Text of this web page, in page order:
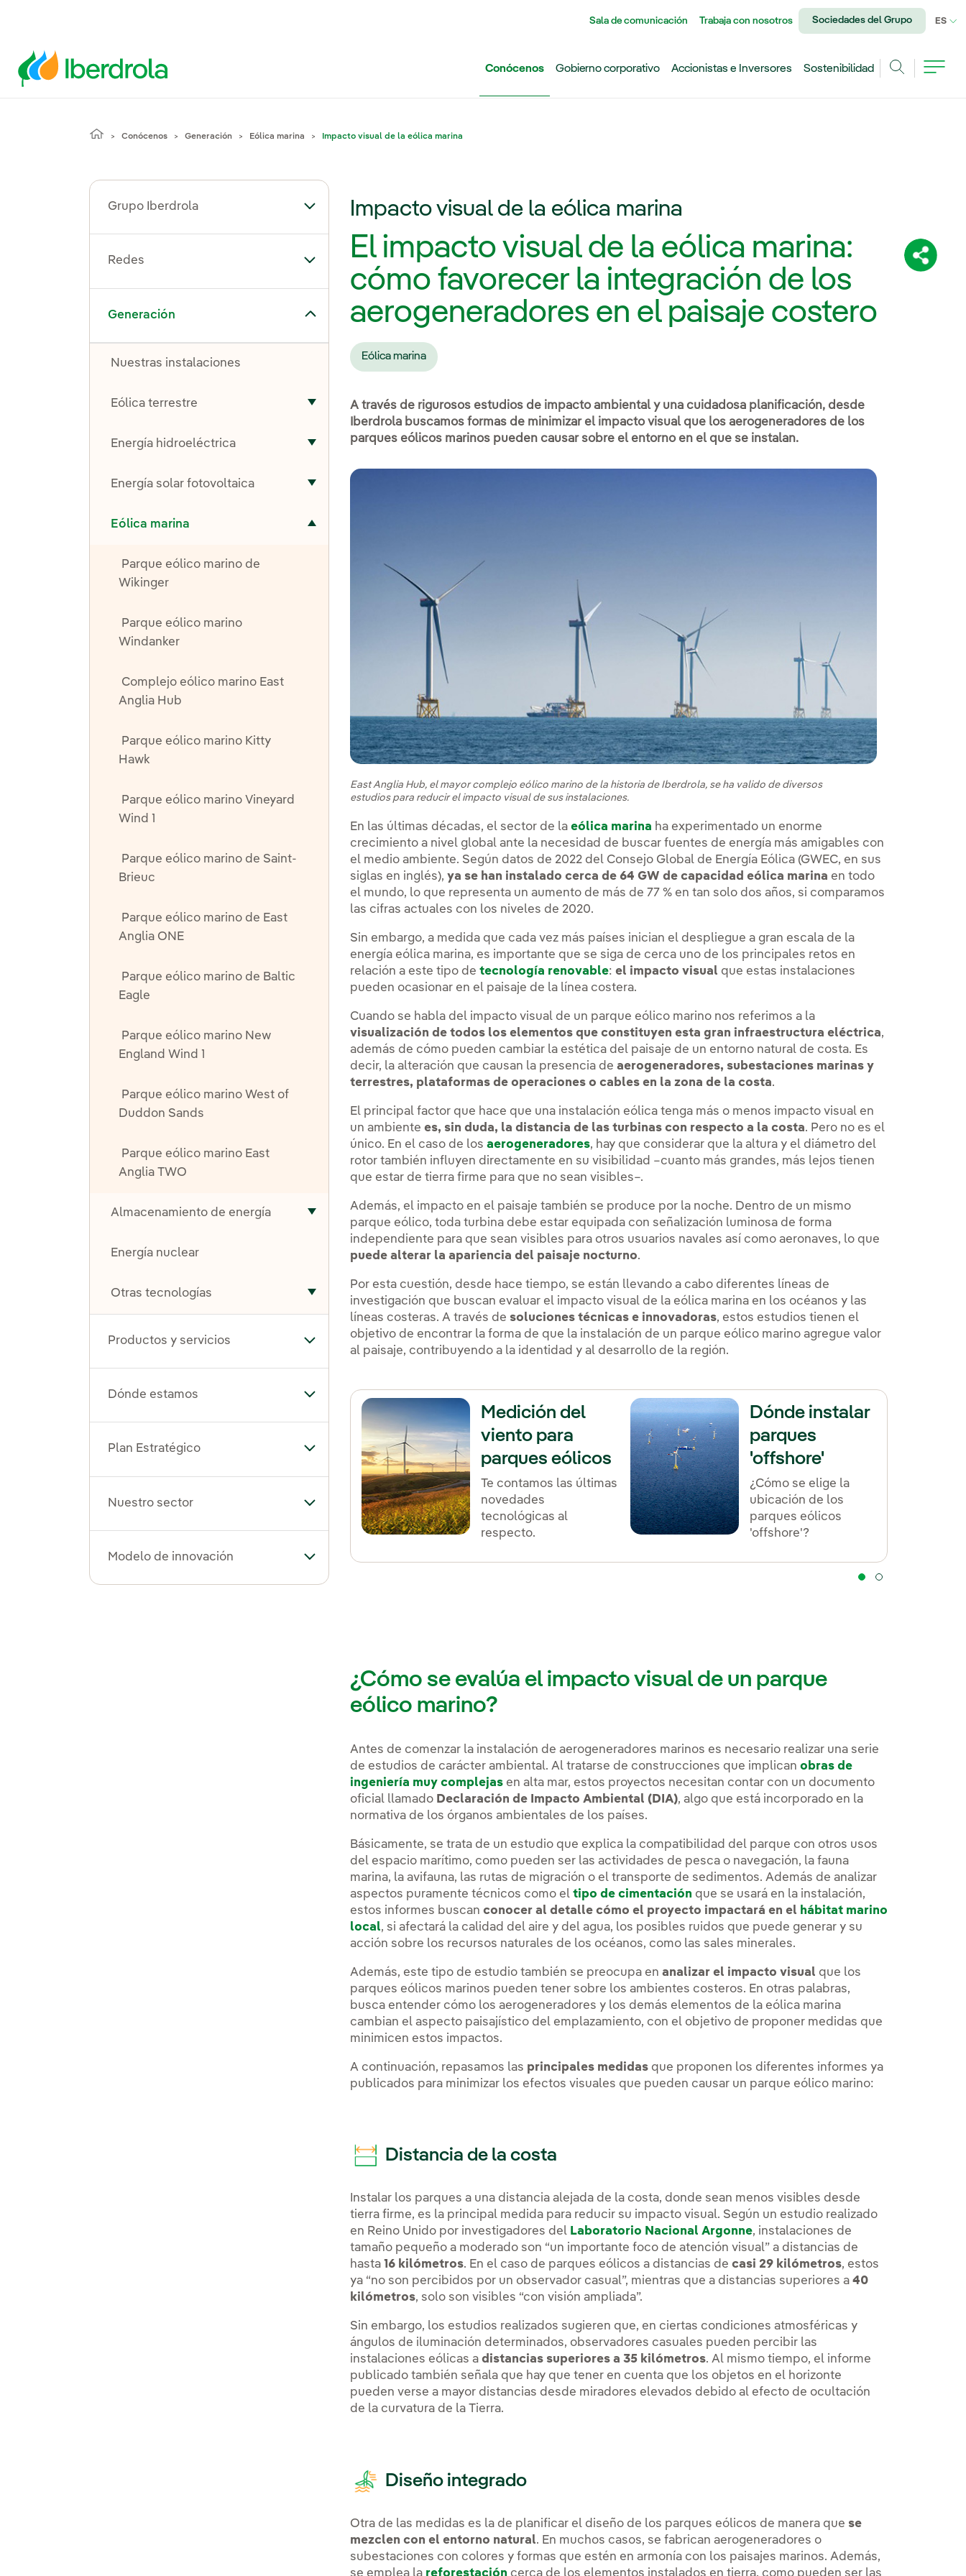
Sala de comunicación Trabaja con nosotros Sociedades del Grupo ES
Conócenos Gobierno corporativo Accionistas e Inversores
Sostenibilidad
Conócenos Generación Eólica marina Impacto visual de la eólica marina
Grupo Iberdrola Alternar el submenú para Grupo Iberdrola
Redes Alternar el submenú para Redes
Generación
Alternar el submenú para Generación
Nuestras instalaciones
Eólica terrestre
Alternar el submenú para Eólica terrestre
Energía hidroeléctrica
Energía solar fotovoltaica
Eólica marina
Parque eólico marino de
Wikinger
Parque eólico marino
Windanker
Complejo eólico marino East
Anglia Hub
Parque eólico marino Kitty
Hawk
Parque eólico marino Vineyard
Wind 1
Parque eólico marino de Saint-
Brieuc
Parque eólico marino de East
Anglia ONE
Parque eólico marino de Baltic
Eagle
Parque eólico marino New
England Wind 1
Parque eólico marino West of
Duddon Sands
Parque eólico marino East
Anglia TWO
Almacenamiento de energía
Alternar el submenú para Almacenamiento de energía
Energía nuclear
Otras tecnologías
Alternar el submenú para Otras tecnologías
Productos y servicios Alternar el submenú para Productos y servicios
Dónde estamos Alternar el submenú para Dónde estamos
Plan Estratégico Alternar el submenú para Plan Estratégico
Nuestro sector Alternar el submenú para Nuestro sector
Modelo de innovación Alternar el submenú para Modelo de innovación
Impacto visual de la eólica marina
El impacto visual de la eólica marina:
cómo favorecer la integración de los
aerogeneradores en el paisaje costero
Eólica marina
A través de rigurosos estudios de impacto ambiental y una cuidadosa planificación, desde
Iberdrola buscamos formas de minimizar el impacto visual que los aerogeneradores de los
parques eólicos marinos pueden causar sobre el entorno en el que se instalan.
East Anglia Hub, el mayor complejo eólico marino de la historia de Iberdrola, se ha valido de diversos
estudios para reducir el impacto visual de sus instalaciones.
En las últimas décadas, el sector de laeólica marina ha experimentado un enorme
crecimiento a nivel global ante la necesidad de buscar fuentes de energía más amigables con
el medio ambiente. Según datos de 2022 del Consejo Global de Energía Eólica (GWEC, en sus
siglas en inglés),ya se han instalado cerca de 64 GW de capacidad eólica marina en todo
el mundo, lo que representa un aumento de más de 77 % en tan solo dos años, si comparamos
las cifras actuales con los niveles de 2020.
Sin embargo, a medida que cada vez más países inician el despliegue a gran escala de la
energía eólica marina, es importante que se siga de cerca uno de los principales retos en
relación a este tipo detecnología renovable:el impacto visual que estas instalaciones
pueden ocasionar en el paisaje de la línea costera.
Cuando se habla del impacto visual de un parque eólico marino nos referimos a la
visualización de todos los elementos que constituyen esta gran infraestructura eléctrica,
además de cómo pueden cambiar la estética del paisaje de un entorno natural de costa. Es
decir, la alteración que causan la presencia deaerogeneradores, subestaciones marinas y
terrestres, plataformas de operaciones o cables en la zona de la costa.
El principal factor que hace que una instalación eólica tenga más o menos impacto visual en
un ambientees, sin duda, la distancia de las turbinas con respecto a la costa. Pero no es el
único. En el caso de losaerogeneradores, hay que considerar que la altura y el diámetro del
rotor también influyen directamente en su visibilidad –cuanto más grandes, más lejos tienen
que estar de tierra firme para que no sean visibles–.
Además, el impacto en el paisaje también se produce por la noche. Dentro de un mismo
parque eólico, toda turbina debe estar equipada con señalización luminosa de forma
independiente para que sean visibles para otros usuarios navales así como aeronaves, lo que
puede alterar la apariencia del paisaje nocturno.
Por esta cuestión, desde hace tiempo, se están llevando a cabo diferentes líneas de
investigación que buscan evaluar el impacto visual de la eólica marina en los océanos y las
líneas costeras. A través de soluciones técnicas e innovadoras, estos estudios tienen el
objetivo de encontrar la forma de que la instalación de un parque eólico marino agregue valor
al paisaje, contribuyendo a la identidad y al desarrollo de la región.
Medición del
viento para
parques eólicos
Te contamos las últimas
novedades
tecnológicas al
respecto.
Dónde instalar
parques
'offshore'
¿Cómo se elige la
ubicación de los
parques eólicos
'offshore'?
¿Cómo se evalúa el impacto visual de un parque
eólico marino?
Antes de comenzar la instalación de aerogeneradores marinos es necesario realizar una serie
de estudios de carácter ambiental. Al tratarse de construcciones que implicanobras de
ingeniería muy complejas en alta mar, estos proyectos necesitan contar con un documento
oficial llamado Declaración de Impacto Ambiental (DIA), algo que está incorporado en la
normativa de los órganos ambientales de los países.
Básicamente, se trata de un estudio que explica la compatibilidad del parque con otros usos
del espacio marítimo, como pueden ser las actividades de pesca o navegación, la fauna
marina, la avifauna, las rutas de migración o el transporte de sedimentos. Además de analizar
aspectos puramente técnicos como eltipo de cimentación que se usará en la instalación,
estos informes buscanconocer al detalle cómo el proyecto impactará en el hábitat marino
local, si afectará la calidad del aire y del agua, los posibles ruidos que puede generar y su
acción sobre los recursos naturales de los océanos, como las sales minerales.
Además, este tipo de estudio también se preocupa enanalizar el impacto visual que los
parques eólicos marinos pueden tener sobre los ambientes costeros. En otras palabras,
busca entender cómo los aerogeneradores y los demás elementos de la eólica marina
cambian el aspecto paisajístico del emplazamiento, con el objetivo de proponer medidas que
minimicen estos impactos.
A continuación, repasamos las principales medidas que proponen los diferentes informes ya
publicados para minimizar los efectos visuales que pueden causar un parque eólico marino:
Distancia de la costa
Instalar los parques a una distancia alejada de la costa, donde sean menos visibles desde
tierra firme, es la principal medida para reducir su impacto visual. Según un estudio realizado
en Reino Unido por investigadores del Laboratorio Nacional Argonne, instalaciones de
tamaño pequeño a moderado son “un importante foco de atención visual” a distancias de
hasta16 kilómetros. En el caso de parques eólicos a distancias decasi 29 kilómetros, estos
ya “no son percibidos por un observador casual”, mientras que a distancias superiores a40
kilómetros, solo son visibles “con visión ampliada”.
Sin embargo, los estudios realizados sugieren que, en ciertas condiciones atmosféricas y
ángulos de iluminación determinados, observadores casuales pueden percibir las
instalaciones eólicas adistancias superiores a 35 kilómetros. Al mismo tiempo, el informe
publicado también señala que hay que tener en cuenta que los objetos en el horizonte
pueden verse a mayor distancias desde miradores elevados debido al efecto de ocultación
de la curvatura de la Tierra.
Diseño integrado
Otra de las medidas es la de planificar el diseño de los parques eólicos de manera que se
mezclen con el entorno natural. En muchos casos, se fabrican aerogeneradores o
subestaciones con colores y formas que estén en armonía con los paisajes marinos. Además,
se emplea la reforestación cerca de los elementos instalados en tierra, como pueden ser las